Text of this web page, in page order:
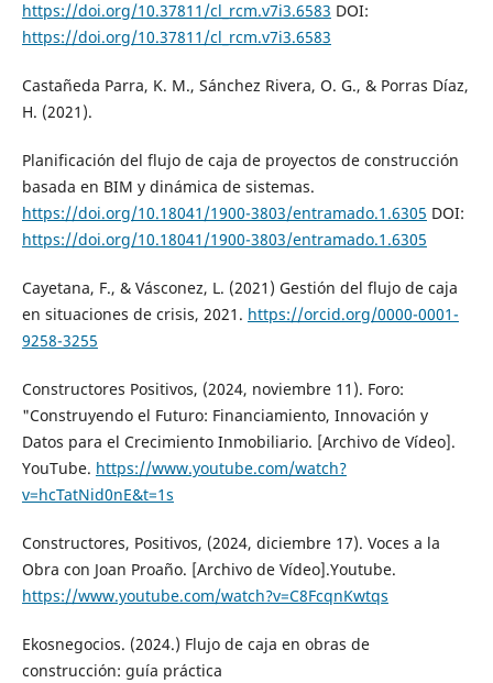
https://doi.org/10.37811/cl_rcm.v7i3.6583 DOI:
https://doi.org/10.37811/cl_rcm.v7i3.6583
Castañeda Parra, K. M., Sánchez Rivera, O. G., & Porras Díaz,
H. (2021).
Planificación del flujo de caja de proyectos de construcción
basada en BIM y dinámica de sistemas.
https://doi.org/10.18041/1900-3803/entramado.1.6305 DOI:
https://doi.org/10.18041/1900-3803/entramado.1.6305
Cayetana, F., & Vásconez, L. (2021) Gestión del flujo de caja
en situaciones de crisis, 2021. https://orcid.org/0000-0001-
9258-3255
Constructores Positivos, (2024, noviembre 11). Foro:
"Construyendo el Futuro: Financiamiento, Innovación y
Datos para el Crecimiento Inmobiliario. [Archivo de Vídeo].
YouTube. https://www.youtube.com/watch?
v=hcTatNid0nE&t=1s
Constructores, Positivos, (2024, diciembre 17). Voces a la
Obra con Joan Proaño. [Archivo de Vídeo].Youtube.
https://www.youtube.com/watch?v=C8FcqnKwtqs
Ekosnegocios. (2024.) Flujo de caja en obras de
construcción: guía práctica